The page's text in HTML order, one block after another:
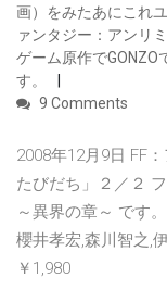
画）をみたあにこれ
ァンタジー：アンリ
ゲーム原作で
す。
9 Comments
2008年12月9日 FF
たびだち」２／２
～異界の章～ です
櫻井孝宏,森川智之,
￥1,980